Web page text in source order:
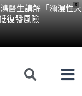
X
醫生講解「瀰漫性大
復發風險